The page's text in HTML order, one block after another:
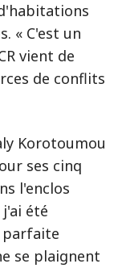
« C'est un
vient de
de conflits
Korotoumou
ses cinq
l'enclos
été
parfaite
se plaignent